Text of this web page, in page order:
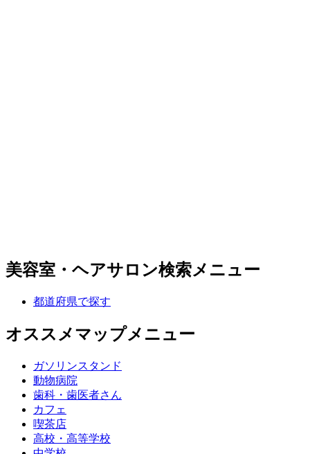
美容室・ヘアサロン検索メニュー
都道府県で探す
オススメマップメニュー
ガソリンスタンド
動物病院
歯科・歯医者さん
カフェ
喫茶店
高校・高等学校